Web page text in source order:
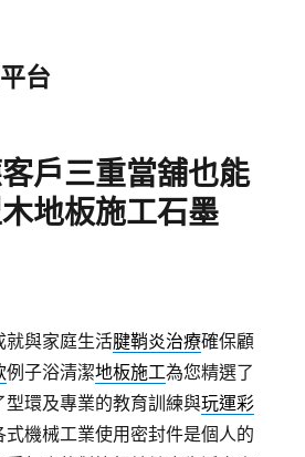
台
戶三重當舖也能
地板施工石墨
就與家庭生活腱鞘炎治療確保顧
例子浴清潔地板施工為您精選了
環及專業的教育訓練與玩運彩
機械工業使用密封件是個人的